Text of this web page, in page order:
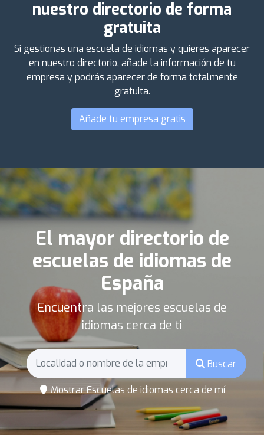
nuestro directorio de forma
gratuita
Si gestionas una escuela de idiomas y quieres aparecer
en nuestro directorio, añade la información de tu
empresa y podrás aparecer de forma totalmente
gratuita.
Añade tu empresa gratis
El mayor directorio de
escuelas de idiomas de
España
Encuentra las mejores escuelas de
idiomas cerca de ti
Buscar
Mostrar Escuelas de idiomas cerca de mí